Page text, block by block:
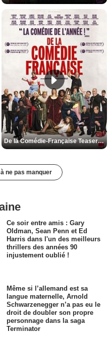
De la Comédie-Française Teaser VF
ne pas manquer
Ce soir entre amis : Gary
Oldman, Sean Penn et Ed
Harris dans l'un des meilleurs
thrillers des années 90
injustement oublié !
Même si l’allemand est sa
langue maternelle, Arnold
Schwarzenegger n’a pas eu le
droit de doubler son propre
personnage dans la saga
Terminator